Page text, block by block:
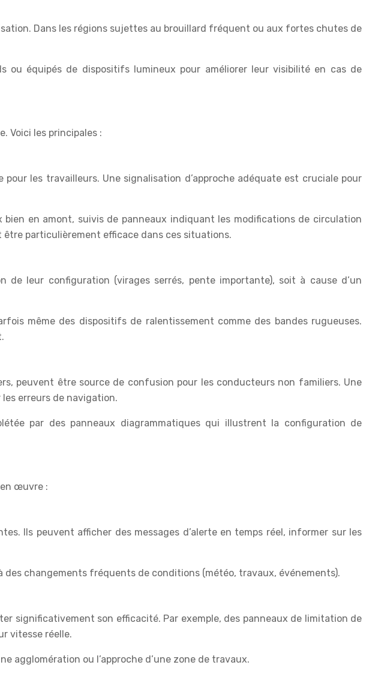
Dans les régions sujettes au brouillard fréquent ou aux fortes chutes de
ou équipés de dispositifs lumineux pour améliorer leur visibilité en cas de
Voici les principales :
les travailleurs. Une signalisation d’approche adéquate est cruciale pour
en amont, suivis de panneaux indiquant les modifications de circulation
être particulièrement efficace dans ces situations.
leur configuration (virages serrés, pente importante), soit à cause d’un
même des dispositifs de ralentissement comme des bandes rugueuses.
peuvent être source de confusion pour les conducteurs non familiers. Une
erreurs de navigation.
par des panneaux diagrammatiques qui illustrent la configuration de
œuvre :
Ils peuvent afficher des messages d’alerte en temps réel, informer sur les
changements fréquents de conditions (météo, travaux, événements).
significativement son efficacité. Par exemple, des panneaux de limitation de
vitesse réelle.
agglomération ou l’approche d’une zone de travaux.